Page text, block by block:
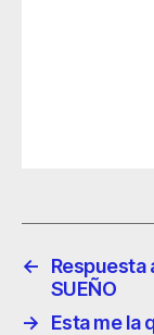
←
Respuesta
SUEÑO
→
Esta me la